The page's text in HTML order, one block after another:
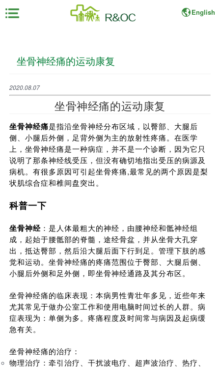
English
坐骨神经痛的运动康复
2020.08.07
坐骨神经痛的运动康复
坐骨神经痛是指沿坐骨神经分布区域，以臀部、大腿后
侧、小腿后外侧，足背外侧为主的放射性疼痛。在医学
上，坐骨神经痛是一种病症，并不是一个诊断，因为它只
说明了那条神经线受压，但没有确切地指出受压的病源及
病机。有很多原因可引起坐骨疼痛,最常见的两个原因是梨
状肌综合症和椎间盘突出。
科普一下
坐骨神经：是人体最粗大的神经，由腰神经和骶神经组
成，起始于腰骶部的脊髓，途经骨盆，并从坐骨大孔穿
出，抵达臀部，然后沿大腿后面下行到足。管理下肢的感
觉和运动。坐骨神经痛的疼痛范围位于臀部、大腿后侧、
小腿后外侧和足外侧，即坐骨神经通路及其分布区。
坐骨神经痛的临床表现：本病男性青壮年多见，近些年来
尤其常见于做办公室工作和使用电脑时间过长的人群。病
症表现为：单侧为多。疼痛程度及时间常与病因及起病缓
急有关。
坐骨神经痛的治疗：
物理治疗：牵引治疗、干扰波电疗、超声波治疗、热疗、